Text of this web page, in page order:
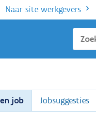
Naar site werkgevers
Sluiten
job Jobsuggesties